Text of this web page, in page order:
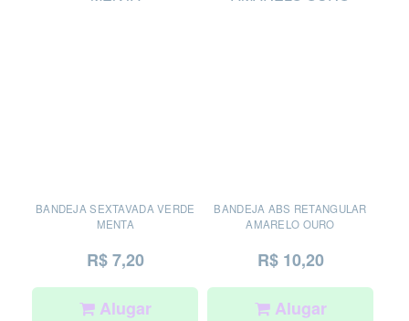
BANDEJA SEXTAVADA VERDE
MENTA
R$ 7,20
Alugar
BANDEJA ABS RETANGULAR
AMARELO OURO
R$ 10,20
Alugar